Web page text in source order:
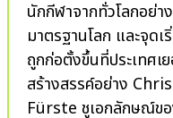
นักกีฬาจากทั่วโลกอย่างเที่ยงตรง รู
มาตรฐานโลก และจุดเริ่มต้
ถูกก่อตั้งขึ้นที่ประเทศ
สร้างสรรค์อย่าง
Fürste ชูเอกลักษณ์ขอ